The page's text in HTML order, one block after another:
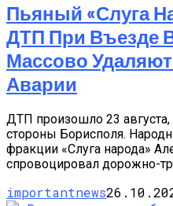
Пьяный «слуга
ДТП При Въезде
Массово
Аварии
ДТП произошло 23
стороны Борисполя.
фракции «Слуга народа»
спровоцировал дорожно-
importantnews